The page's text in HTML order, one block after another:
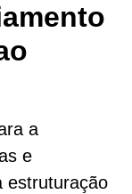
a
e
estruturação